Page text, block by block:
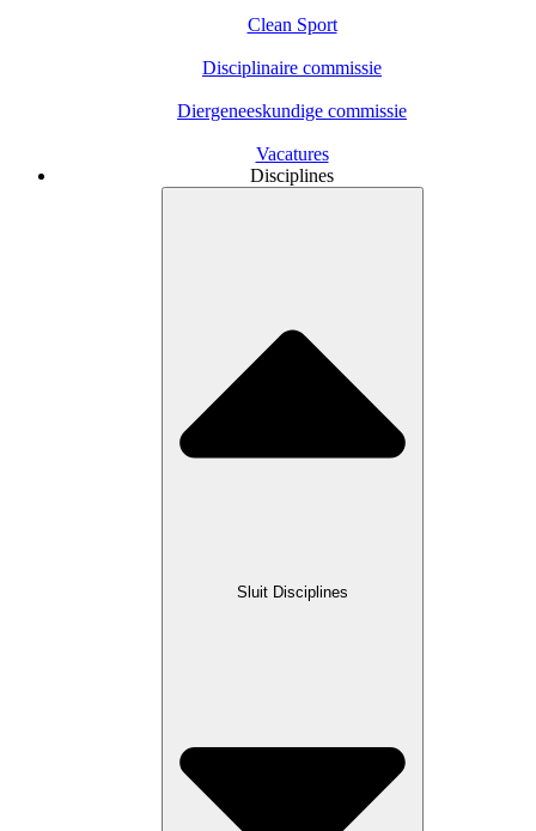
Clean Sport
Disciplinaire commissie
Diergeneeskundige commissie
Vacatures
Disciplines
Sluit Disciplines